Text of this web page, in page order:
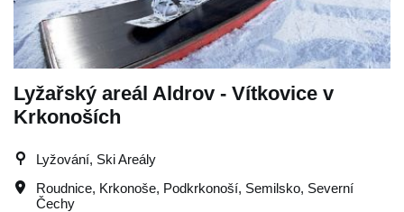
Lyžařský areál Aldrov - Vítkovice v
Krkonoších
Lyžování, Ski Areály
Roudnice, Krkonoše, Podkrkonoší, Semilsko, Severní
Čechy